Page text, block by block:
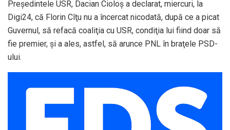
Preşedintele USR, Dacian Cioloş a declarat, miercuri, la
Digi24, că Florin Cîţu nu a încercat nicodată, după ce a picat
Guvernul, să refacă coaliţia cu USR, condiţia lui fiind doar să
fie premier, şi a ales, astfel, să arunce PNL în braţele PSD-
ului.